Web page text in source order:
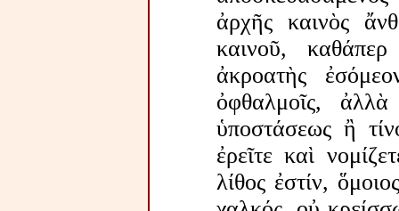
ἀρχῆς καινὸς
καινοῦ,
ἀκροατὴς
ὀφθαλμοῖς,
ὑποστάσεως ἢ
ἐρεῖτε καὶ
λίθος ἐστίν,